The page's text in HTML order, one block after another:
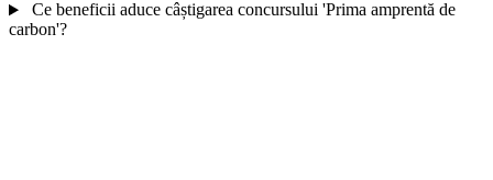
Ce beneficii aduce câștigarea concursului 'Prima amprentă de
carbon'?